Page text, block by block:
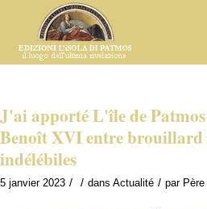
J'ai apporté L'île de
Benoît XVI entre brouillard
indélébiles
5 janvier 2023 / / dans Actualité / par